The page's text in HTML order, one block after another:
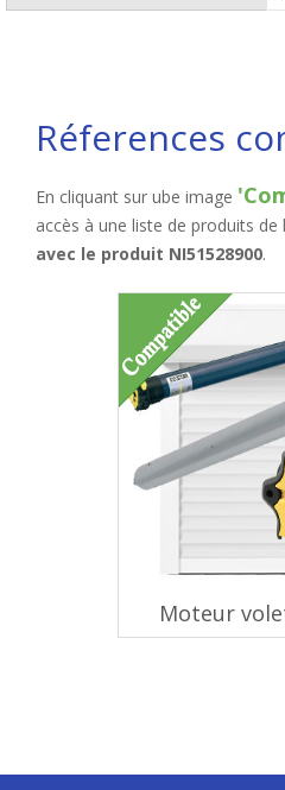
Réferences
En cliquant sur ube image
accès à une liste de produits de
avec le produit NI51528900.
Moteur